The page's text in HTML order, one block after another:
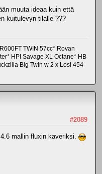
muuta ideaa kuin että
kuitulevyn tilalle ???
TWIN 57cc* Rovan
HPI Savage XL Octane* HB
Big Twin w 2 x Losi 454
#2089
mallin fluxin kaveriksi.